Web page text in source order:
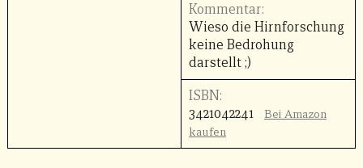
Kommentar:
Wieso die Hirnforschung
keine Bedrohung
darstellt ;)
ISBN:
3421042241
Bei Amazon
kaufen